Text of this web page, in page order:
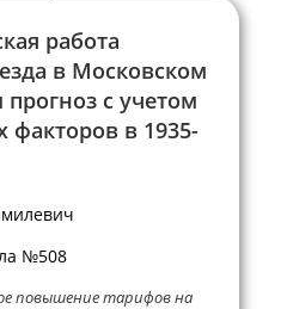
работа
в Московском
с учетом
факторов в 1935-
№508
повышение тарифов на